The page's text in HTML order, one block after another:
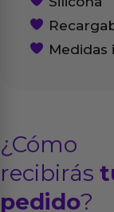
Medidas
¿Cómo
recibirás
pedido?